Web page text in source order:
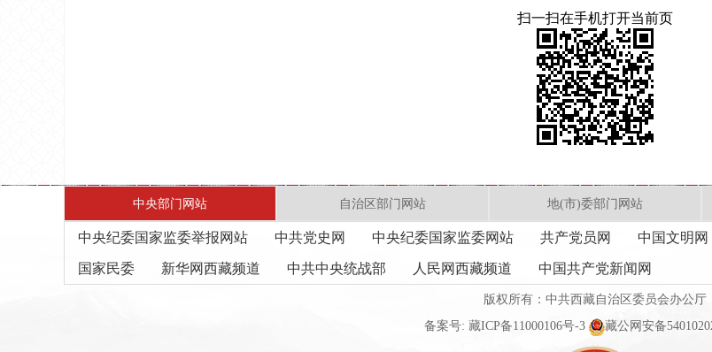
扫一扫在手机打开当前页
中央部门网站 自治区部门网站 地(市)委部门网站
中央纪委国家监委举报网站 中共党史网 中央纪委国家监委网站 共产党员网 中国文明网
国家民委 新华网西藏频道 中共中央统战部 人民网西藏频道 中国共产党新闻网
版权所有：中共西藏自治区委员会办公厅
备案号: 藏ICP备11000106号-3 藏公网安备